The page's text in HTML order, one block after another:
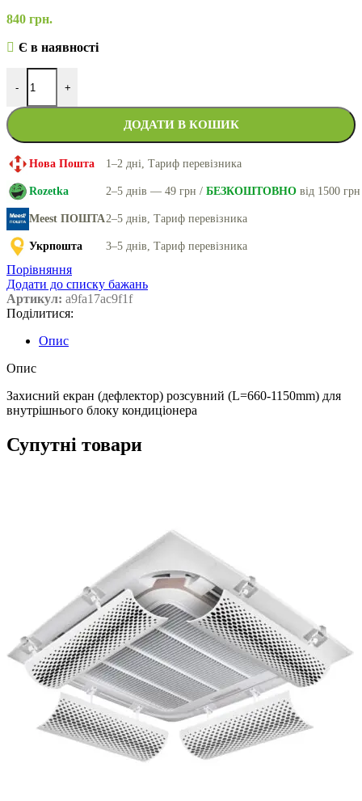
840 грн.
Є в наявності
- +
ДОДАТИ В КОШИК
Нова Пошта 1–2 дні, Тариф перевізника
Rozetka 2–5 днів — 49 грн / БЕЗКОШТОВНО від 1500 грн
Meest ПОШТА2–5 днів, Тариф перевізника
Укрпошта 3–5 днів, Тариф перевізника
Порівняння
Додати до списку бажань
Артикул: a9fa17ac9f1f
Поділитися:
Опис
Опис
Захисний екран (дефлектор) розсувний (L=660-1150mm) для
внутрішнього блоку кондиціонера
Супутні товари